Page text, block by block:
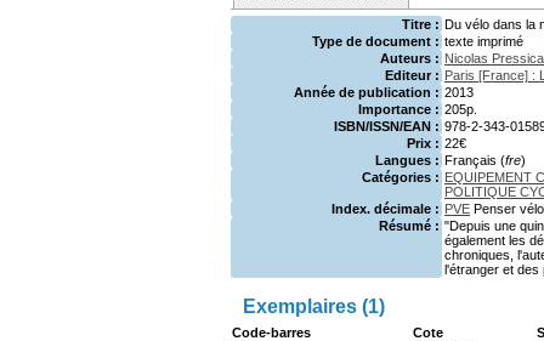
Titre : Du vélo dans la
Type de document : texte imprimé
Auteurs : Nicolas
Editeur : Paris [France] :
Année de publication : 2013
Importance : 205p.
ISBN/ISSN/EAN : 978-2-343-
Prix : 22€
Langues : Français (fre)
Catégories : EQUIPEMENT
POLITIQUE
Index. décimale : PVE Penser vélo
Résumé : "Depuis une
également les
chroniques,
l'étranger et des
Exemplaires (1)
Code-barres Cote